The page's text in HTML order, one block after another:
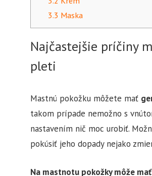
3.3 Maska
Najčastejšie príčiny
pleti
Mastnú pokožku môžete mať
takom prípade nemožno s
nastavením nič moc urobiť.
pokúsiť jeho dopady nejako
Na mastnotu pokožky môže